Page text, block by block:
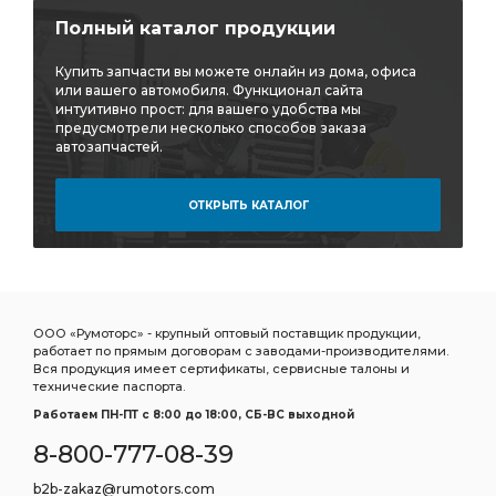
Толкатель клапана RENAULT
Стремянка рессоры Ролик натяж.
Щетка стеклоочистителя бескаркасная
стеклоочистителя бескаркасная
кабины передний Фильтр воздушный внутренний
воздушный внутренний Сайлентблок рычага
Рычаг передний нижний
Cummins ISF3.8 а/м Toyota Camry
Полный каталог продукции
Купить запчасти вы можете онлайн из дома, офиса
или вашего автомобиля. Функционал сайта
интуитивно прост: для вашего удобства мы
предусмотрели несколько способов заказа
автозапчастей.
ОТКРЫТЬ КАТАЛОГ
ООО «Румоторс» - крупный оптовый поставщик продукции,
работает по прямым договорам с заводами-производителями.
Вся продукция имеет сертификаты, сервисные талоны и
технические паспорта.
Работаем ПН-ПТ c 8:00 до 18:00, СБ-ВС выходной
8-800-777-08-39
b2b-zakaz@rumotors.com